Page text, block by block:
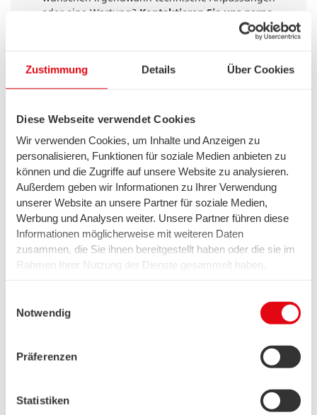
Zustimmung Details Über Cookies
Diese Webseite verwendet Cookies
Wir verwenden Cookies, um Inhalte und Anzeigen zu
personalisieren, Funktionen für soziale Medien anbieten zu
können und die Zugriffe auf unsere Website zu analysieren.
Außerdem geben wir Informationen zu Ihrer Verwendung
unserer Website an unsere Partner für soziale Medien,
Werbung und Analysen weiter. Unsere Partner führen diese
Informationen möglicherweise mit weiteren Daten
zusammen, die Sie ihnen bereitgestellt haben oder die sie im
Rahmen Ihrer Nutzung der Dienste gesammelt haben.
existiert. Das birgt das Risiko des unbemerkten Zugriffs
durch Behörden, das Fehlen von Betroffenenrechten,
fehlende Rechtsmittel und den Kontrollverlust über Ihre
Daten.
unserer Datenschutzerklärung. Ihre Einwilligung ist freiwillig
und Sie können sie jederzeit für die Zukunft widerrufen oder
Notwendig
Präferenzen
Statistiken
oder eine Wartung? Kontaktieren Sie uns gerne.
Ihre PV-Anlage entfaltet ihr volles
Potenzial mit diesen passenden
Ergänzungen:
Bequem Zuhause das Elektroauto tanken
mit einer Wallbox von swb